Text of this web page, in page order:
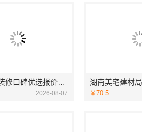
全包家庭装修口碑优选报价明细-福建尚艺空间新材料科技有限公司
2026-08-07 ￥70.5